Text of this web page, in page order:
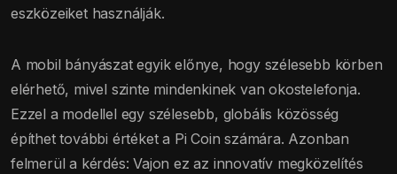
eszközeiket használják.
A mobil bányászat egyik előnye, hogy szélesebb körben
elérhető, mivel szinte mindenkinek van okostelefonja.
Ezzel a modellel egy szélesebb, globális közösség
építhet további értéket a Pi Coin számára. Azonban
felmerül a kérdés: Vajon ez az innovatív megközelítés